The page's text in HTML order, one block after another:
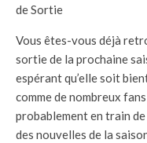
de Sortie
Vous êtes-vous déjà
sortie de la prochaine
espérant qu’elle soit
comme de nombreux
probablement en train
des nouvelles de la